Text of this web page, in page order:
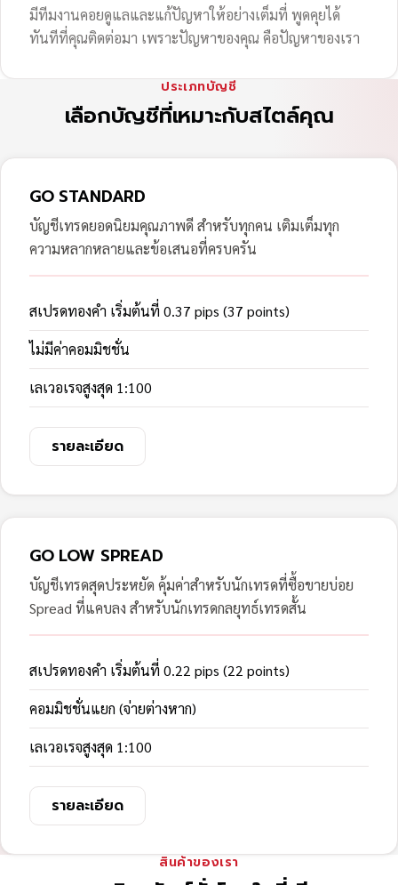
มีทีมงานคอยดูแลและแก้ปัญหาให้อย่างเต็มที่ พูดคุยได้
ทันทีที่คุณติดต่อมา เพราะปัญหาของคุณ คือปัญหาของเรา
ประเภทบัญชี
เลือกบัญชีที่เหมาะกับสไตล์คุณ
GO STANDARD
บัญชีเทรดยอดนิยมคุณภาพดี สำหรับทุกคน เติมเต็มทุก
ความหลากหลายและข้อเสนอที่ครบครัน
สเปรดทองคำ เริ่มต้นที่ 0.37 pips (37 points)
ไม่มีค่าคอมมิชชั่น
เลเวอเรจสูงสุด 1:100
รายละเอียด
GO LOW SPREAD
บัญชีเทรดสุดประหยัด คุ้มค่าสำหรับนักเทรดที่ซื้อขายบ่อย
Spread ที่แคบลง สำหรับนักเทรดกลยุทธ์เทรดสั้น
สเปรดทองคำ เริ่มต้นที่ 0.22 pips (22 points)
คอมมิชชั่นแยก (จ่ายต่างหาก)
เลเวอเรจสูงสุด 1:100
รายละเอียด
สินค้าของเรา